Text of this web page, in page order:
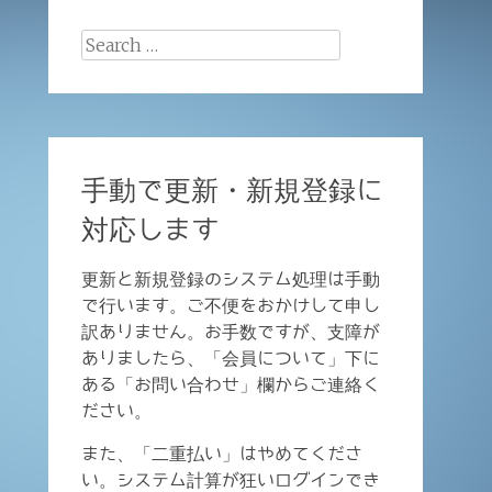
Search
手動で更新・新規登録に
対応します
更新と新規登録のシステム処理は手動
で行います。ご不便をおかけして申し
訳ありません。お手数ですが、支障が
ありましたら、「会員について」下に
ある「お問い合わせ」欄からご連絡く
ださい。
また、「二重払い」はやめてくださ
い。システム計算が狂いログインでき